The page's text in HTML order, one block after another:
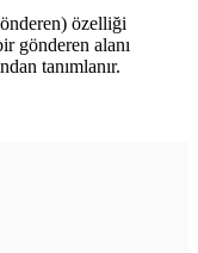
özelliği
gönderen alanı
tanımlanır.